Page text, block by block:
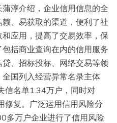
淳介绍，企业信用信息的全
、易获取的渠道，便利了社
应用，提高了交易效率，保
括商业查询在内的信用服务
、招标投标、网络交易等领
国列入经营异常名录主体
信名单1.34万户，同时对
修复。广泛运用信用风险分
多万户企业进行了信用风险